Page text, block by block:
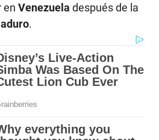
en Venezuela después de la
.